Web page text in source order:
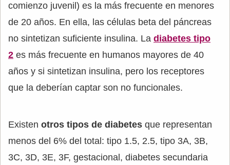
comienzo juvenil) es la más frecuente en menores
de 20 años. En ella, las células beta del páncreas
no sintetizan suficiente insulina. La diabetes tipo
2 es más frecuente en humanos mayores de 40
años y si sintetizan insulina, pero los receptores
que la deberían captar son no funcionales.
Existen otros tipos de diabetes que representan
menos del 6% del total: tipo 1.5, 2.5, tipo 3A, 3B,
3C, 3D, 3E, 3F, gestacional, diabetes secundaria